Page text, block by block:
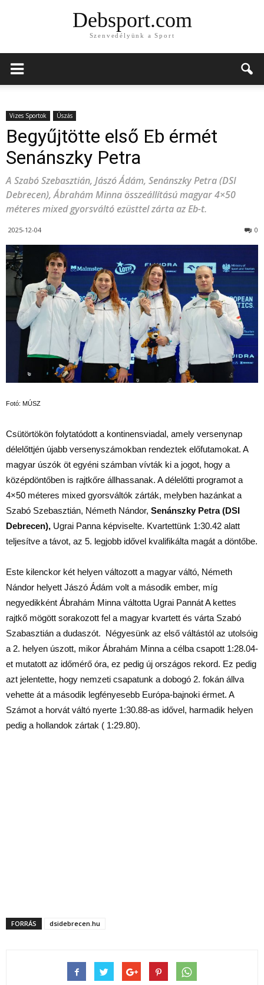
Debsport.com
Szenvedélyünk a Sport
Vizes Sportok Úszás
Begyűjtötte első Eb érmét
Senánszky Petra
A Szabó Szebasztián, Jászó Ádám, Senánszky Petra (DSI
Debrecen), Ábrahám Minna összeállítású magyar 4×50
méteres mixed gyorsváltó ezüsttel zárta az Eb-t.
2025-12-04 0
Fotó: MÚSZ
Csütörtökön folytatódott a kontinensviadal, amely versenynap
délelőttjén újabb versenyszámokban rendeztek előfutamokat. A
magyar úszók öt egyéni számban vívták ki a jogot, hogy a
középdöntőben is rajtkőre állhassanak. A délelőtti programot a
4×50 méteres mixed gyorsváltók zárták, melyben hazánkat a
Szabó Szebasztián, Németh Nándor, Senánszky Petra (DSI
Debrecen), Ugrai Panna képviselte. Kvartettünk 1:30.42 alatt
teljesítve a távot, az 5. legjobb idővel kvalifikálta magát a döntőbe.
Este kilenckor két helyen változott a magyar váltó, Németh
Nándor helyett Jászó Ádám volt a második ember, míg
negyedikként Ábrahám Minna váltotta Ugrai Pannát A kettes
rajtkő mögött sorakozott fel a magyar kvartett és várta Szabó
Szabasztián a dudaszót. Négyesünk az első váltástól az utolsóig
a 2. helyen úszott, mikor Ábrahám Minna a célba csapott 1:28.04-
et mutatott az időmérő óra, ez pedig új országos rekord. Ez pedig
azt jelentette, hogy nemzeti csapatunk a dobogó 2. fokán állva
vehette át a második legfényesebb Európa-bajnoki érmet. A
Számot a horvát váltó nyerte 1:30.88-as idővel, harmadik helyen
pedig a hollandok zártak ( 1:29.80).
FORRÁS dsidebrecen.hu